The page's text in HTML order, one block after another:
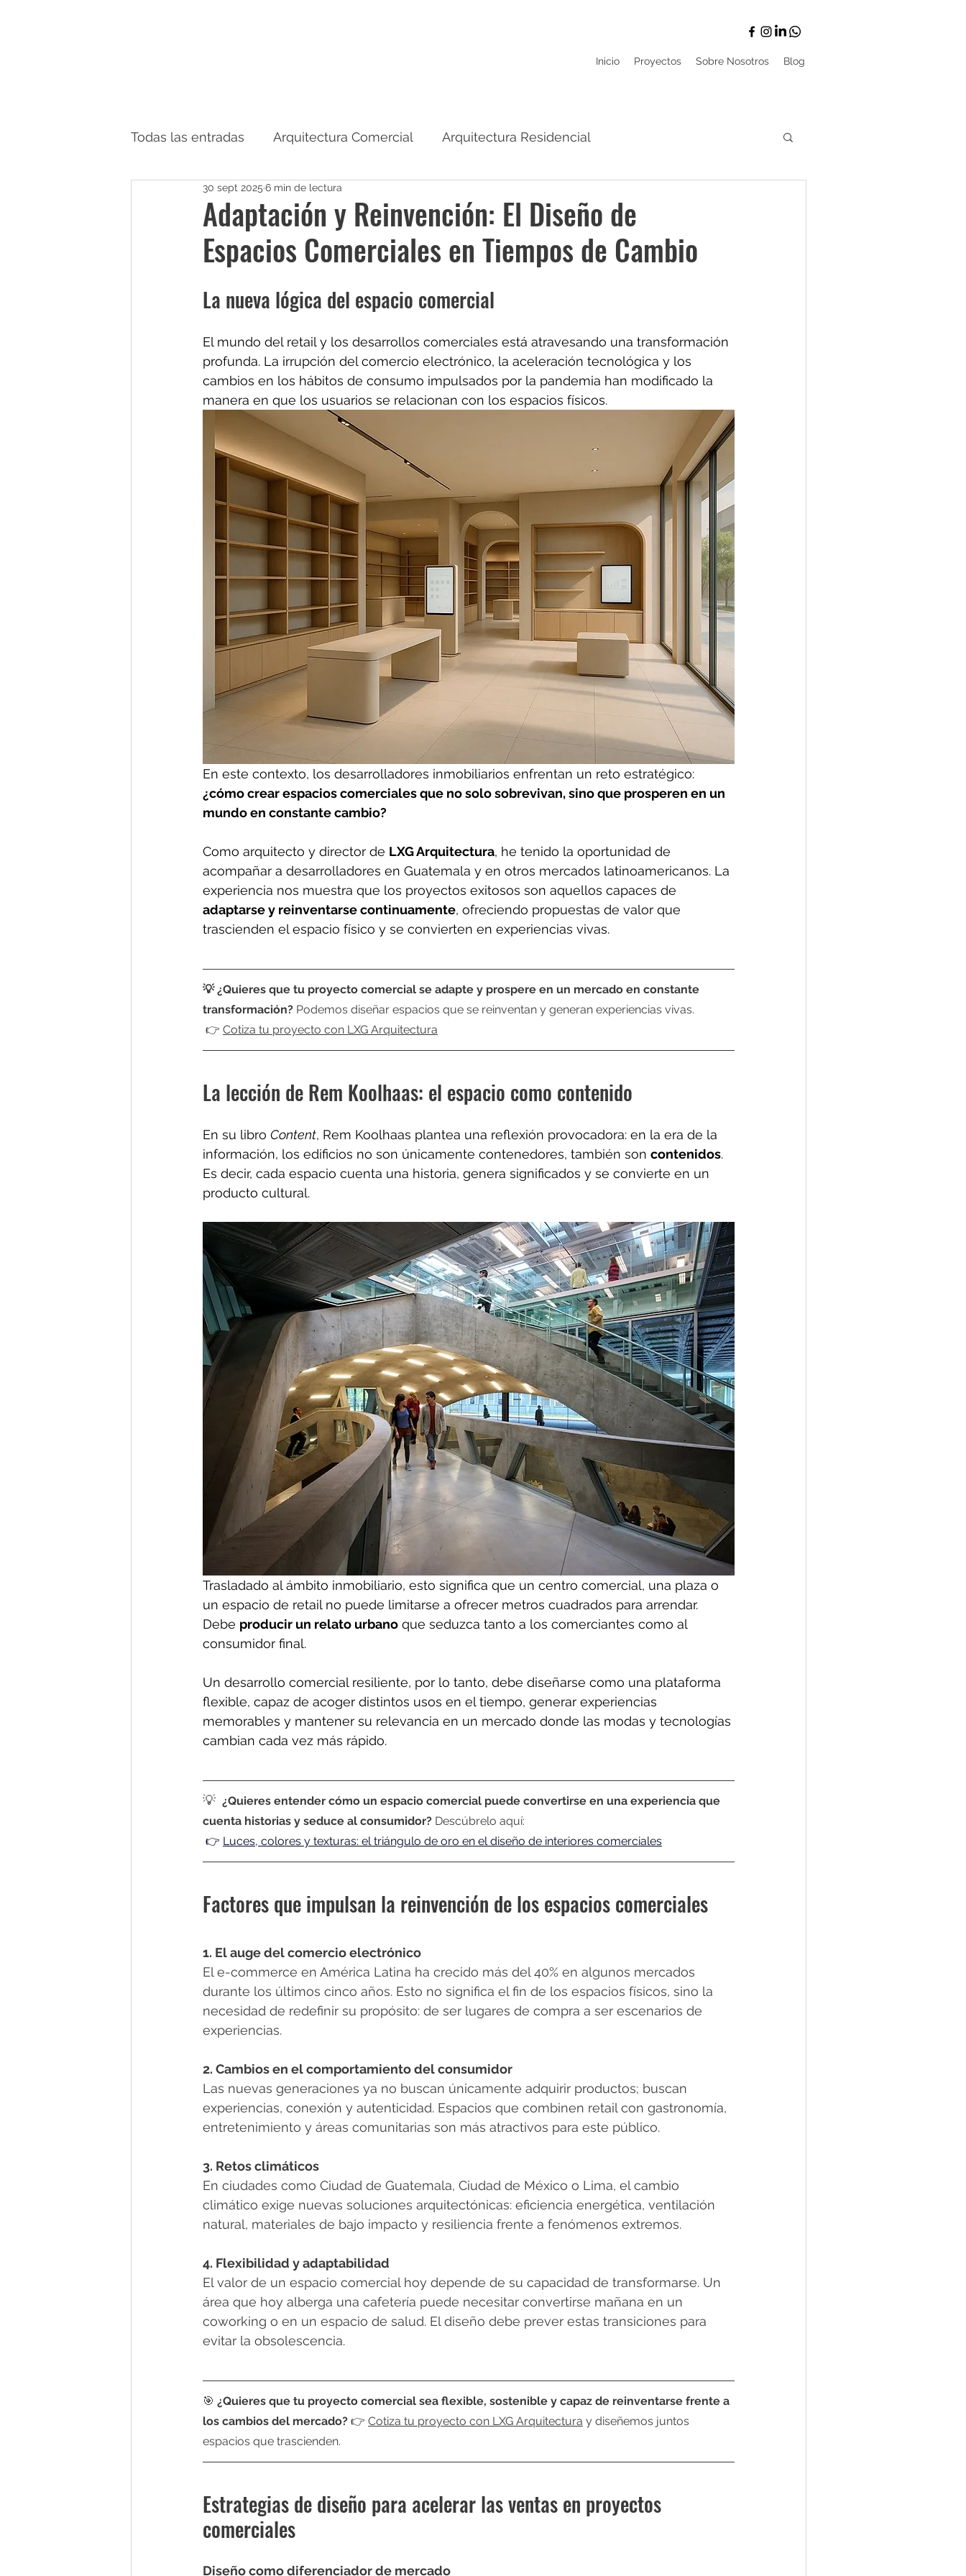
Inicio Proyectos Sobre Nosotros Blog
Todas las entradas Arquitectura Comercial Arquitectura Residencial
Arquitectura Corporativa
Adaptación y Reinvención: El Diseño de
Espacios Comerciales en Tiempos de Cambio
30 sept 2025 6 min de lectura
La nueva lógica del espacio comercial
El mundo del retail y los desarrollos comerciales está atravesando una transformación
profunda. La irrupción del comercio electrónico, la aceleración tecnológica y los
cambios en los hábitos de consumo impulsados por la pandemia han modificado la
manera en que los usuarios se relacionan con los espacios físicos.
En este contexto, los desarrolladores inmobiliarios enfrentan un reto estratégico:
¿cómo crear espacios comerciales que no solo sobrevivan, sino que prosperen en un
mundo en constante cambio?
Como arquitecto y director de LXG Arquitectura, he tenido la oportunidad de
acompañar a desarrolladores en Guatemala y en otros mercados latinoamericanos. La
experiencia nos muestra que los proyectos exitosos son aquellos capaces de
adaptarse y reinventarse continuamente, ofreciendo propuestas de valor que
trascienden el espacio físico y se convierten en experiencias vivas.
💡 ¿Quieres que tu proyecto comercial se adapte y prospere en un mercado en constante
transformación? Podemos diseñar espacios que se reinventan y generan experiencias vivas.
👉 Cotiza tu proyecto con LXG Arquitectura
La lección de Rem Koolhaas: el espacio como contenido
En su libro Content, Rem Koolhaas plantea una reflexión provocadora: en la era de la
información, los edificios no son únicamente contenedores, también son contenidos.
Es decir, cada espacio cuenta una historia, genera significados y se convierte en un
producto cultural.
Trasladado al ámbito inmobiliario, esto significa que un centro comercial, una plaza o
un espacio de retail no puede limitarse a ofrecer metros cuadrados para arrendar.
Debe producir un relato urbano que seduzca tanto a los comerciantes como al
consumidor final.
Un desarrollo comercial resiliente, por lo tanto, debe diseñarse como una plataforma
flexible, capaz de acoger distintos usos en el tiempo, generar experiencias
memorables y mantener su relevancia en un mercado donde las modas y tecnologías
cambian cada vez más rápido.
💡 ¿Quieres entender cómo un espacio comercial puede convertirse en una experiencia que
cuenta historias y seduce al consumidor? Descúbrelo aquí:
👉 Luces, colores y texturas: el triángulo de oro en el diseño de interiores comerciales
Factores que impulsan la reinvención de los espacios comerciales
1. El auge del comercio electrónico
El e-commerce en América Latina ha crecido más del 40% en algunos mercados
durante los últimos cinco años. Esto no significa el fin de los espacios físicos, sino la
necesidad de redefinir su propósito: de ser lugares de compra a ser escenarios de
experiencias.
2. Cambios en el comportamiento del consumidor
Las nuevas generaciones ya no buscan únicamente adquirir productos; buscan
experiencias, conexión y autenticidad. Espacios que combinen retail con gastronomía,
entretenimiento y áreas comunitarias son más atractivos para este público.
3. Retos climáticos
En ciudades como Ciudad de Guatemala, Ciudad de México o Lima, el cambio
climático exige nuevas soluciones arquitectónicas: eficiencia energética, ventilación
natural, materiales de bajo impacto y resiliencia frente a fenómenos extremos.
4. Flexibilidad y adaptabilidad
El valor de un espacio comercial hoy depende de su capacidad de transformarse. Un
área que hoy alberga una cafetería puede necesitar convertirse mañana en un
coworking o en un espacio de salud. El diseño debe prever estas transiciones para
evitar la obsolescencia.
🎯 ¿Quieres que tu proyecto comercial sea flexible, sostenible y capaz de reinventarse frente a
los cambios del mercado? 👉 Cotiza tu proyecto con LXG Arquitectura y diseñemos juntos
espacios que trascienden.
Estrategias de diseño para acelerar las ventas en proyectos
comerciales
Diseño como diferenciador de mercado